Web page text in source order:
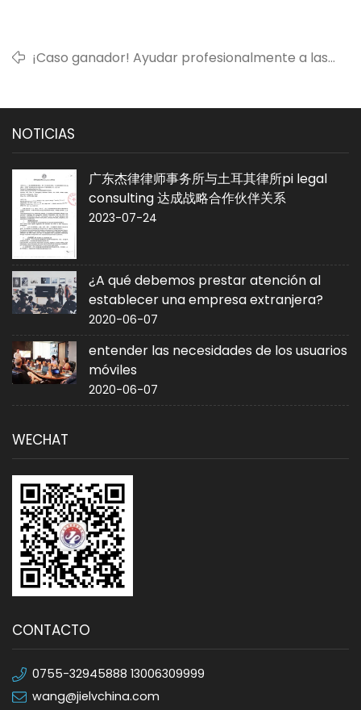
¡Caso ganador! Ayudar profesionalmente a las
NOTICIAS
广东杰律律师事务所与土耳其律所pi legal
consulting 达成战略合作伙伴关系
2023-07-24
¿A qué debemos prestar atención al
establecer una empresa extranjera?
2020-06-07
entender las necesidades de los usuarios
móviles
2020-06-07
WECHAT
CONTACTO
0755-32945888 13006309999
wang@jielvchina.com